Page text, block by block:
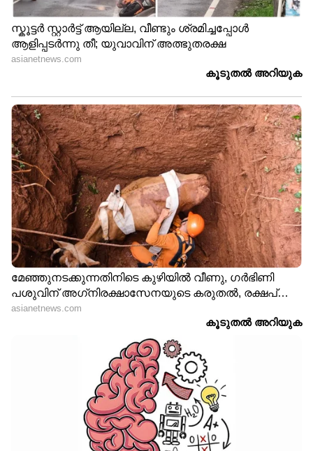
കോളടിച്ചൂ, ടാറ്റ ഇലക്ട്രിക്
കാറുകൾക്ക് 3.8 ലക്ഷം
വരെ വിലക്കുറവ്
ടാറ്റയുടെ അടുത്ത നീക്കം:
വിപണി പിടിക്കാൻ മൂന്ന്
പുത്തൻ മോഡലുകൾ
സ്കോഡയുടെ വമ്പൻ
ഓഫർ: 3.50 ലക്ഷം വരെ
ലാഭിക്കാം!
ഇന്നോവയുടെ
സിംഹാസനം
തെറിക്കുമോ? വരുന്നു
പുതിയ എതിരാളികൾ